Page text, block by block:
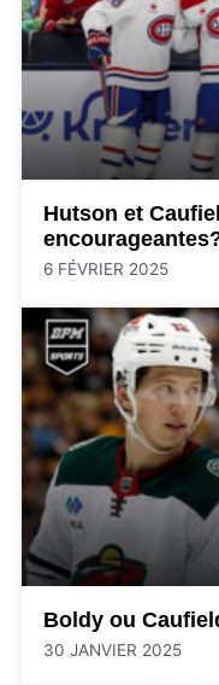
Hutson et
6 FÉVRIER 2025
Boldy ou
30 JANVIER 2025